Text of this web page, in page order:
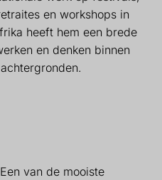
en workshops in
heeft hem een brede
en denken binnen
Een van de mooiste